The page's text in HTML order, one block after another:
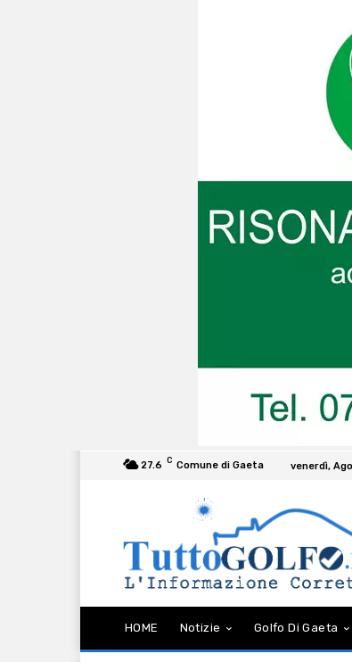
27.6 C Comune di Gaeta venerdì,
HOME Notizie Golfo Di Gaeta